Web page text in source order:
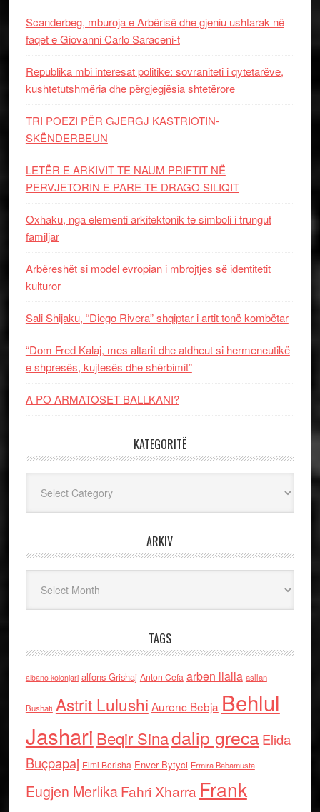
Scanderbeg, mburoja e Arbërisë dhe gjeniu ushtarak në
faqet e Giovanni Carlo Saraceni-t
Republika mbi interesat politike: sovraniteti i qytetarëve,
kushtetutshmëria dhe përgjegjësia shtetërore
TRI POEZI PËR GJERGJ KASTRIOTIN-
SKËNDERBEUN
LETËR E ARKIVIT TE NAUM PRIFTIT NË
PERVJETORIN E PARE TE DRAGO SILIQIT
Oxhaku, nga elementi arkitektonik te simboli i trungut
familjar
Arbëreshët si model evropian i mbrojtjes së identitetit
kulturor
Sali Shijaku, “Diego Rivera” shqiptar i artit tonë kombëtar
“Dom Fred Kalaj, mes altarit dhe atdheut si hermeneutikë
e shpresës, kujtesës dhe shërbimit”
A PO ARMATOSET BALLKANI?
KATEGORITË
ARKIV
TAGS
albano kolonjari alfons Grishaj Anton Cefa arben llalla asllan
Bushati Astrit Lulushi Aurenc Bebja Behlul
Jashari Beqir Sinadalip grecaElida
Buçpapaj Elmi Berisha Enver Bytyci Ermira Babamusta
Eugjen MerlikaFahri Xharra Frank